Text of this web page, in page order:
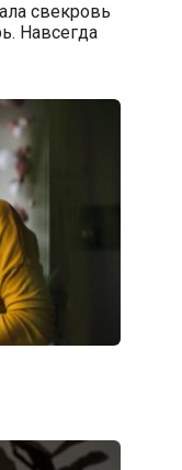
свекровь
Навсегда